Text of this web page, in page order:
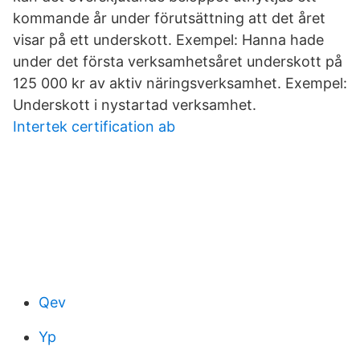
kommande år under förutsättning att det året
visar på ett underskott. Exempel: Hanna hade
under det första verksamhetsåret underskott på
125 000 kr av aktiv näringsverksamhet. Exempel:
Underskott i nystartad verksamhet.
Intertek certification ab
Qev
Yp